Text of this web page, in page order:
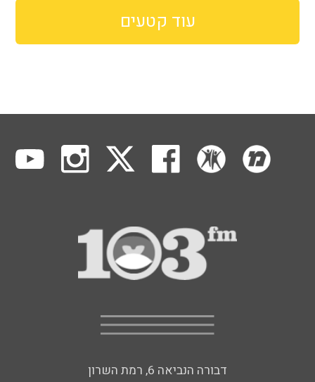
עוד קטעים
דבורה הנביאה 6, רמת השרון